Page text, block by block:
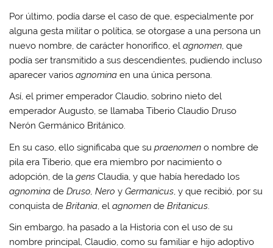
Por último, podía darse el caso de que, especialmente por
alguna gesta militar o política, se otorgase a una persona un
nuevo nombre, de carácter honorífico, elagnomen, que
podía ser transmitido a sus descendientes, pudiendo incluso
aparecer variosagnomina en una única persona.
Así, el primer emperador Claudio, sobrino nieto del
emperador Augusto, se llamaba Tiberio Claudio Druso
Nerón Germánico Británico.
En su caso, ello significaba que supraenomen o nombre de
pila era Tiberio, que era miembro por nacimiento o
adopción, de lagens Claudia, y que había heredado los
agnomina deDruso, Nero yGermanicus, y que recibió, por su
conquista deBritania, elagnomen deBritanicus.
Sin embargo, ha pasado a la Historia con el uso de su
nombre principal, Claudio, como su familiar e hijo adoptivo